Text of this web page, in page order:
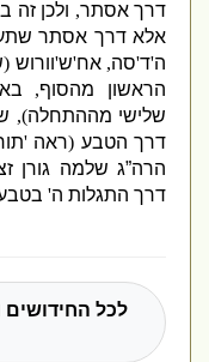
דרך אסתר,ולכן זה
אלא דרך אסתר
ד'סה,אח'ש'וורוש(
הראשון מהסוף,
שלישי מההתחלה),
דרך הטבע(ראה'
הרה”ג שלמה גורן
דרך התגלות ה'בטבע.
לכל החידושים